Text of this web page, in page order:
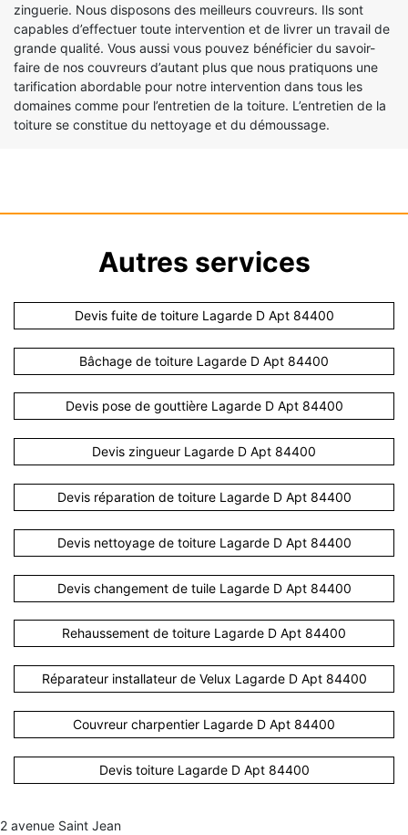
zinguerie. Nous disposons des meilleurs couvreurs. Ils sont
capables d’effectuer toute intervention et de livrer un travail de
grande qualité. Vous aussi vous pouvez bénéficier du savoir-
faire de nos couvreurs d’autant plus que nous pratiquons une
tarification abordable pour notre intervention dans tous les
domaines comme pour l’entretien de la toiture. L’entretien de la
toiture se constitue du nettoyage et du démoussage.
Autres services
Devis fuite de toiture Lagarde D Apt 84400
Bâchage de toiture Lagarde D Apt 84400
Devis pose de gouttière Lagarde D Apt 84400
Devis zingueur Lagarde D Apt 84400
Devis réparation de toiture Lagarde D Apt 84400
Devis nettoyage de toiture Lagarde D Apt 84400
Devis changement de tuile Lagarde D Apt 84400
Rehaussement de toiture Lagarde D Apt 84400
Réparateur installateur de Velux Lagarde D Apt 84400
Couvreur charpentier Lagarde D Apt 84400
Devis toiture Lagarde D Apt 84400
2 avenue Saint Jean